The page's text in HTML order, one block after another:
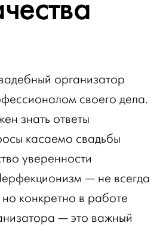
организатор
своего дела.
знать ответы
касаемо свадьбы
уверенности
— не всегда
конкретно в работе
— это важный